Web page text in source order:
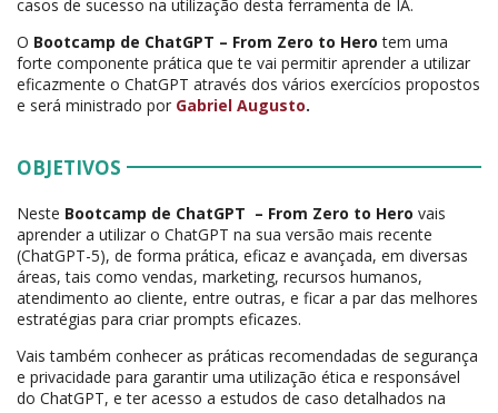
casos de sucesso na utilização desta ferramenta de IA.
O Bootcamp de ChatGPT – From Zero to Herotem uma
forte componente prática que te vai permitir aprender a utilizar
eficazmente o ChatGPT através dos vários exercícios propostos
e será ministrado por Gabriel Augusto.
OBJETIVOS
Neste Bootcamp de ChatGPT – From Zero to Hero vais
aprender a utilizar o ChatGPT na sua versão mais recente
(ChatGPT-5), de forma prática, eficaz e avançada, em diversas
áreas, tais como vendas, marketing, recursos humanos,
atendimento ao cliente, entre outras, e ficar a par das melhores
estratégias para criar prompts eficazes.
Vais também conhecer as práticas recomendadas de segurança
e privacidade para garantir uma utilização ética e responsável
do ChatGPT, e ter acesso a estudos de caso detalhados na